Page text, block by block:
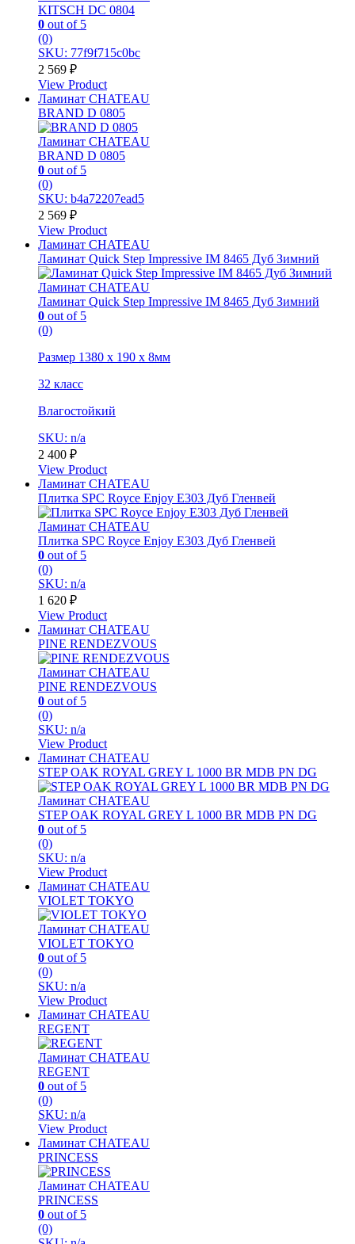
KITSCH DC 0804
0 out of 5
(0)
SKU: 77f9f715c0bc
2 569 ₽
View Product
Ламинат CHATEAU
BRAND D 0805
Ламинат CHATEAU
BRAND D 0805
0 out of 5
(0)
SKU: b4a72207ead5
2 569 ₽
View Product
Ламинат CHATEAU
Ламинат Quick Step Impressive IM 8465 Дуб Зимний
Ламинат CHATEAU
Ламинат Quick Step Impressive IM 8465 Дуб Зимний
0 out of 5
(0)
Размер 1380 х 190 х 8мм
32 класс
Влагостойкий
SKU: n/a
2 400 ₽
View Product
Ламинат CHATEAU
Плитка SPC Royce Enjoy Е303 Дуб Гленвей
Ламинат CHATEAU
Плитка SPC Royce Enjoy Е303 Дуб Гленвей
0 out of 5
(0)
SKU: n/a
1 620 ₽
View Product
Ламинат CHATEAU
PINE RENDEZVOUS
Ламинат CHATEAU
PINE RENDEZVOUS
0 out of 5
(0)
SKU: n/a
View Product
Ламинат CHATEAU
STEP OAK ROYAL GREY L 1000 BR MDB PN DG
Ламинат CHATEAU
STEP OAK ROYAL GREY L 1000 BR MDB PN DG
0 out of 5
(0)
SKU: n/a
View Product
Ламинат CHATEAU
VIOLET TOKYO
Ламинат CHATEAU
VIOLET TOKYO
0 out of 5
(0)
SKU: n/a
View Product
Ламинат CHATEAU
REGENT
Ламинат CHATEAU
REGENT
0 out of 5
(0)
SKU: n/a
View Product
Ламинат CHATEAU
PRINCESS
Ламинат CHATEAU
PRINCESS
0 out of 5
(0)